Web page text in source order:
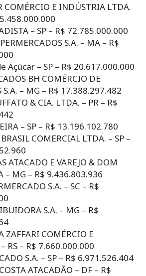
COMÉRCIO E INDÚSTRIA LTDA.
– SP – R$ 72.785.000.000
S.A. – MA – R$
Açúcar – SP – R$ 20.617.000.000
BH COMÉRCIO DE
– MG – R$ 17.388.297.482
& CIA. LTDA. – PR – R$
– SP – R$ 13.196.102.780
COMERCIAL LTDA. – SP –
ATACADO E VAREJO & DOM
– MG – R$ 9.436.803.936
S.A. – SC – R$
S.A. – MG – R$
ZAFFARI COMÉRCIO E
RS – R$ 7.660.000.000
S.A. – SP – R$ 6.971.526.404
ATACADÃO – DF – R$